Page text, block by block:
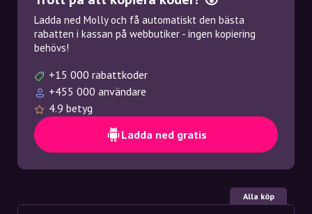
Ladda ned Molly och få automatiskt den bästa
rabatten i kassan på webbutiker - ingen kopiering
behövs!
+15 000 rabattkoder
+455 000 användare
4.9 betyg
Ladda ned gratis
Alla köp